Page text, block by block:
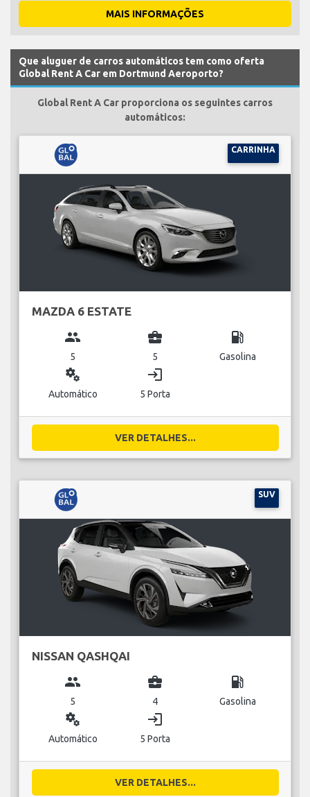
MAIS INFORMAÇÕES
Que aluguer de carros automáticos tem como oferta
Global Rent A Car em Dortmund Aeroporto?
Global Rent A Car proporciona os seguintes carros
automáticos:
CARRINHA
MAZDA 6 ESTATE
group
5
business_center
5
local_gas_station
Gasolina
miscellaneous_services
Automático
login
5 Porta
VER DETALHES...
SUV
NISSAN QASHQAI
group
5
business_center
4
local_gas_station
Gasolina
miscellaneous_services
Automático
login
5 Porta
VER DETALHES...